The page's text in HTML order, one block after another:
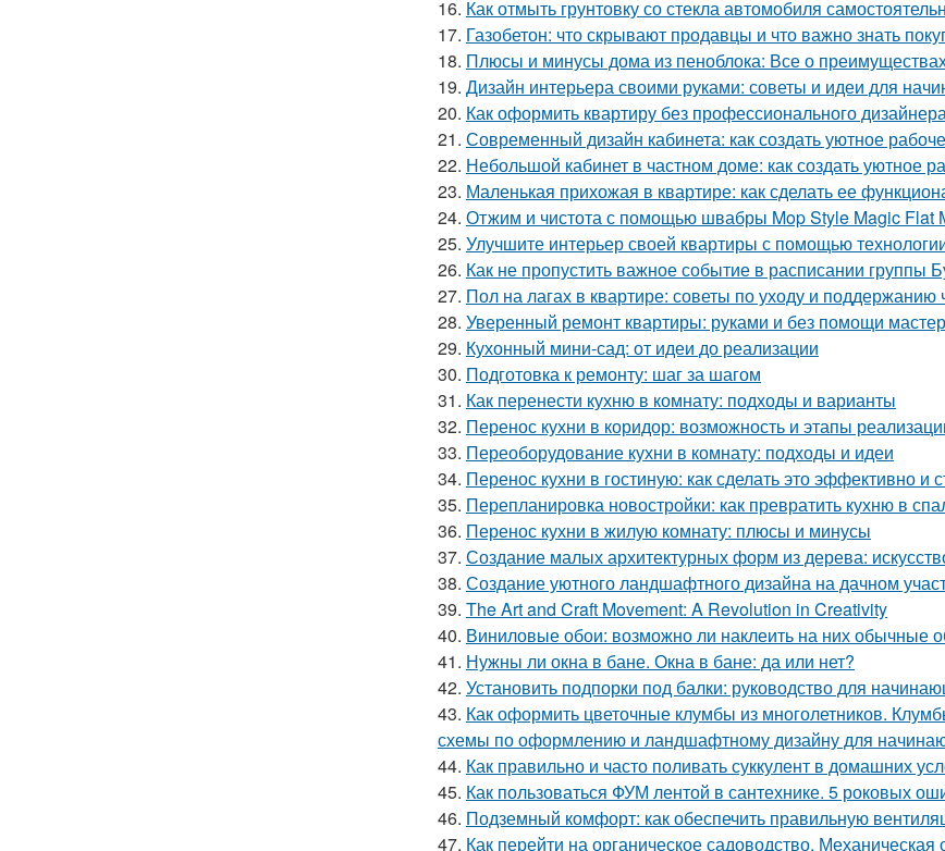
16. Как отмыть грунтовку со стекла автомобиля
17. Газобетон: что скрывают продавцы и что важно знать
18. Плюсы и минусы дома из пеноблока: Все о
19. Дизайн интерьера своими руками: советы и идеи для
20. Как оформить квартиру без профессионального
21. Современный дизайн кабинета: как создать уютное
22. Небольшой кабинет в частном доме: как создать уютное
23. Маленькая прихожая в квартире: как сделать ее
24. Отжим и чистота с помощью швабры Mop Style Magic Flat
25. Улучшите интерьер своей квартиры с помощью
26. Как не пропустить важное событие в расписании группы
27. Пол на лагах в квартире: советы по уходу и поддержанию
28. Уверенный ремонт квартиры: руками и без помощи
29. Кухонный мини-сад: от идеи до реализации
30. Подготовка к ремонту: шаг за шагом
31. Как перенести кухню в комнату: подходы и варианты
32. Перенос кухни в коридор: возможность и этапы
33. Переоборудование кухни в комнату: подходы и идеи
34. Перенос кухни в гостиную: как сделать это эффективно и
35. Перепланировка новостройки: как превратить кухню в
36. Перенос кухни в жилую комнату: плюсы и минусы
37. Создание малых архитектурных форм из дерева:
38. Создание уютного ландшафтного дизайна на дачном
39. The Art and Craft Movement: A Revolution in Creativity
40. Виниловые обои: возможно ли наклеить на них обычные
41. Нужны ли окна в бане. Окна в бане: да или нет?
42. Установить подпорки под балки: руководство для
43. Как оформить цветочные клумбы из многолетников.
схемы по оформлению и ландшафтному дизайну для
44. Как правильно и часто поливать суккулент в домашних
45. Как пользоваться ФУМ лентой в сантехнике. 5 роковых
46. Подземный комфорт: как обеспечить правильную
47. Как перейти на органическое садоводство. Механическая